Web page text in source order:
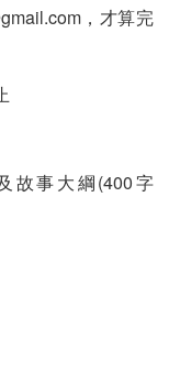
，才算完
故事大綱(400字